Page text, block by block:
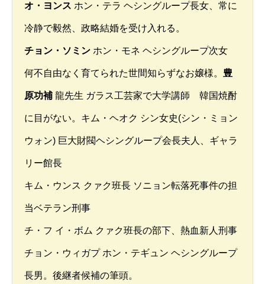
オ・ヨンス ホン・テラ ヘシングループ長女、常に
冷静で毅然、政略結婚を受け入れる。
チョン・ソミン ホン・モネ ヘシングループ次女
何不自由なく育てられた世間知らずなお嬢様。 豊
原功補 龍先生 ガラス工芸家で大学講師 韓国焼酎
に目がない。キム・ヘオク シン女史(シン・ミョン
ウォン) 巨大財閥ヘシングループ会長夫人、ギャラ
リー館長
キム・ウンス クァク班長 ソニョン転落死事件の担
当ベテラン刑事
チ・フ イ・ボム クァク班長の部下、熱血新人刑事
チョン・ウィガプ ホン・テギュン ヘシングループ
長男。後継者候補の筆頭。